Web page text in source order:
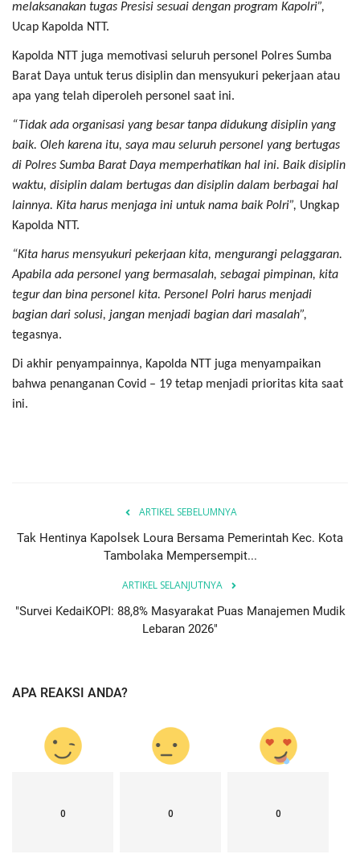
melaksanakan tugas Presisi sesuai dengan program Kapolri”,
Ucap Kapolda NTT.
Kapolda NTT juga memotivasi seluruh personel Polres Sumba
Barat Daya untuk terus disiplin dan mensyukuri pekerjaan atau
apa yang telah diperoleh personel saat ini.
“Tidak ada organisasi yang besar tanpa didukung disiplin yang
baik. Oleh karena itu, saya mau seluruh personel yang bertugas
di Polres Sumba Barat Daya memperhatikan hal ini. Baik disiplin
waktu, disiplin dalam bertugas dan disiplin dalam berbagai hal
lainnya. Kita harus menjaga ini untuk nama baik Polri”, Ungkap
Kapolda NTT.
“Kita harus mensyukuri pekerjaan kita, mengurangi pelaggaran.
Apabila ada personel yang bermasalah, sebagai pimpinan, kita
tegur dan bina personel kita. Personel Polri harus menjadi
bagian dari solusi, jangan menjadi bagian dari masalah”,
tegasnya.
Di akhir penyampainnya, Kapolda NTT juga menyampaikan
bahwa penanganan Covid – 19 tetap menjadi prioritas kita saat
ini.
ARTIKEL SEBELUMNYA
Tak Hentinya Kapolsek Loura Bersama Pemerintah Kec. Kota
Tambolaka Mempersempit...
ARTIKEL SELANJUTNYA
"Survei KedaiKOPI: 88,8% Masyarakat Puas Manajemen Mudik
Lebaran 2026"
APA REAKSI ANDA?
0 0 0